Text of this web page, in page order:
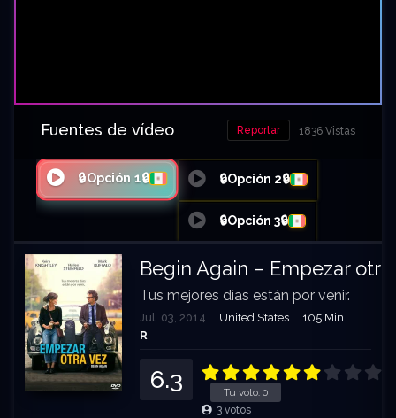
Fuentes de vídeo 1836 Vistas
Reportar
🔒Opción 1🔒 🔒Opción 2🔒
🔒Opción 3🔒
Begin Again – Empezar otra
Tus mejores días están por venir.
Jul. 03, 2014 United States
105 Min.
R
Tu voto: 0
6.3
3 votos